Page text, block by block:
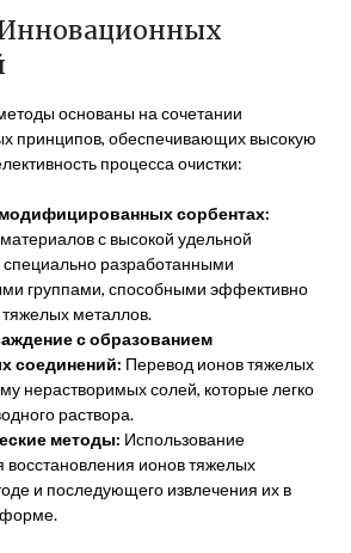
основаны на сочетании
принципов, обеспечивающих высокую
процесса очистки:
сорбентах:
с высокой удельной
специально разработанными
группами, способными эффективно
металлов.
с образованием
соединений: Перевод ионов тяжелых
нерастворимых солей, которые легко
раствора.
методы: Использование
восстановления ионов тяжелых
и последующего извлечения их в
форме.